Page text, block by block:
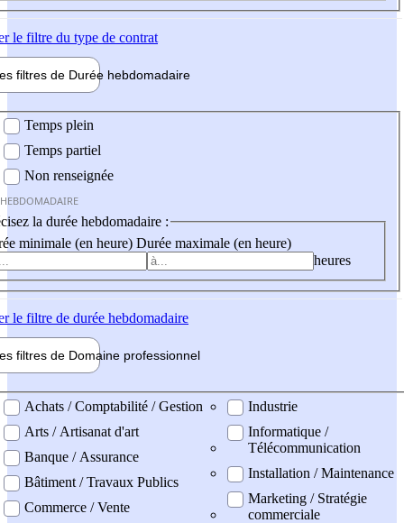
le filtre du type de contrat
filtres de Durée hebdomadaire
Temps plein
Temps partiel
Non renseignée
la durée hebdomadaire :
minimale (en heure) Durée maximale (en heure)
heures
le filtre de durée hebdomadaire
filtres de Domaine professionnel
professionel
Achats / Comptabilité / Gestion
Arts / Artisanat d'art
Banque / Assurance
Bâtiment / Travaux Publics
Commerce / Vente
Industrie
Informatique /
Télécommunication
Installation / Maintenance
Marketing / Stratégie
commerciale